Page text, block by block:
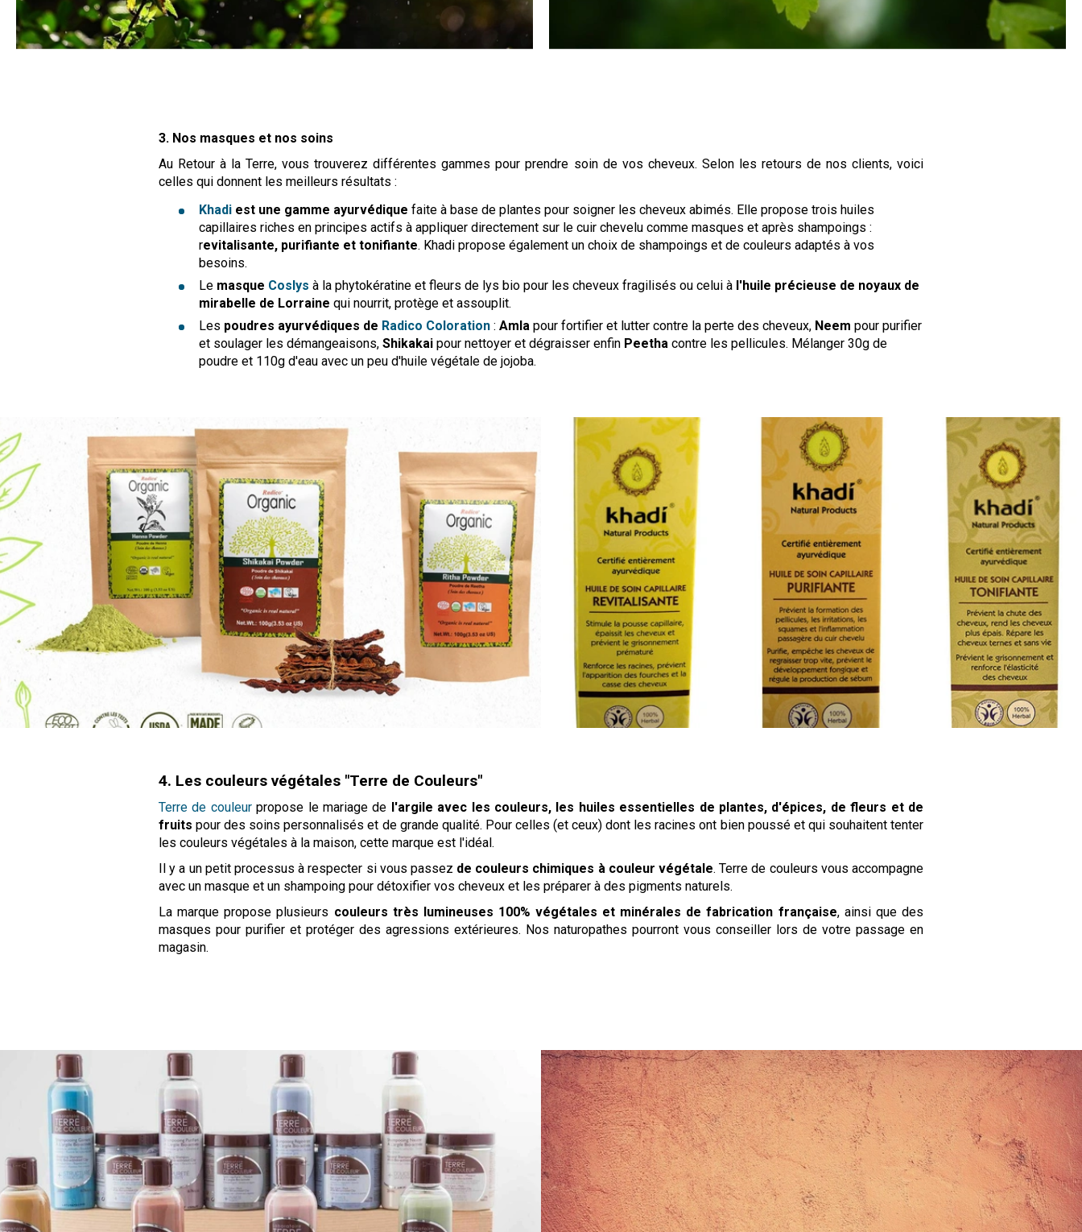
3. Nos masques et nos soins
Au Retour à la Terre, vous trouverez différentes gammes pour prendre soin de vos cheveux. Selon les retours de nos clients, voici
celles qui donnent les meilleurs résultats :
Khadi est une gamme ayurvédiquefaite à base de plantes pour soigner les cheveux abimés. Elle propose trois huiles
capillaires riches en principes actifs à appliquer directement sur le cuir chevelu comme masques et après shampoings :
revitalisante, purifiante et tonifiante. Khadi propose également un choix de shampoings et de couleurs adaptés à vos
besoins.
Le masque Coslys à la phytokératine et fleurs de lys bio pour les cheveux fragilisés ou celui à l'huile précieuse de noyaux de
mirabelle de Lorrainequi nourrit, protège et assouplit.
Les poudres ayurvédiques de Radico Coloration :Amlapour fortifier et lutter contre la perte des cheveux, Neem pour purifier
et soulager les démangeaisons,Shikakai pour nettoyer et dégraisser enfin Peetha contre les pellicules. Mélanger 30g de
poudre et 110g d'eau avec un peu d'huile végétale de jojoba.
4. Les couleurs végétales "Terre de Couleurs"
Terre de couleurpropose le mariage de l'argile avec les couleurs, les huiles essentielles de plantes, d'épices, de fleurs et de
fruits pour des soins personnalisés et de grande qualité. Pour celles (et ceux) dont les racines ont bien poussé et qui souhaitent tenter
les couleurs végétales à la maison, cette marque est l'idéal.
Il y a un petit processus à respecter si vous passez de couleurs chimiques à couleur végétale. Terre de couleurs vous accompagne
avec un masque et un shampoing pour détoxifier vos cheveux et les préparer à des pigments naturels.
La marque propose plusieurs couleurs très lumineuses 100% végétales et minérales de fabrication française, ainsi que des
masques pour purifier et protéger des agressions extérieures. Nos naturopathes pourront vous conseiller lors de votre passage en
magasin.